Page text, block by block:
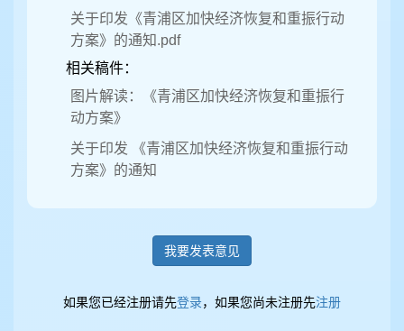
关于印发《青浦区加快经济恢复和重振行动
方案》的通知.pdf
相关稿件：
图片解读：《青浦区加快经济恢复和重振行
动方案》
关于印发 《青浦区加快经济恢复和重振行动
方案》的通知
我要发表意见
如果您已经注册请先登录，如果您尚未注册先注册